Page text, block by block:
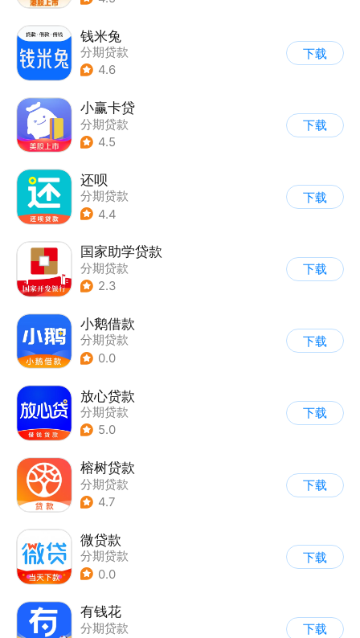
钱米兔
分期贷款
4.6
下载
小赢卡贷
分期贷款
4.5
下载
还呗
分期贷款
4.4
下载
国家助学贷款
分期贷款
2.3
下载
小鹅借款
分期贷款
0.0
下载
放心贷款
分期贷款
5.0
下载
榕树贷款
分期贷款
4.7
下载
微贷款
分期贷款
0.0
下载
有钱花
分期贷款
下载